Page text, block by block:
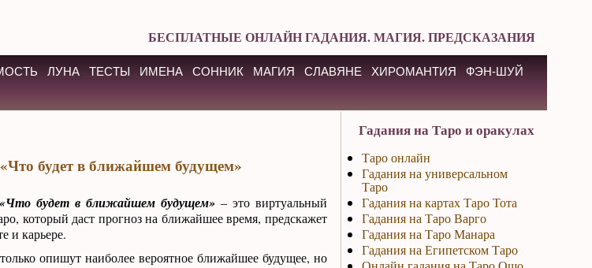
БЕСПЛАТНЫЕ ОНЛАЙН ГАДАНИЯ. МАГИЯ. ПРЕДСКАЗАНИЯ
ЛУНА ТЕСТЫ ИМЕНА СОННИК МАГИЯ СЛАВЯНЕ ХИРОМАНТИЯ
ФЭН-ШУЙ
будет в ближайшем будущем»
«Что будет в ближайшем будущем»– это виртуальный
который даст прогноз на ближайшее время, предскажет
и карьере.
опишут наиболее вероятное ближайшее будущее, но
Гадания на Таро и оракулах
Таро онлайн
Гадания на универсальном
Таро
Гадания на картах Таро Тота
Гадания на Таро Варго
Гадания на Таро Манара
Гадания на Египетском Таро